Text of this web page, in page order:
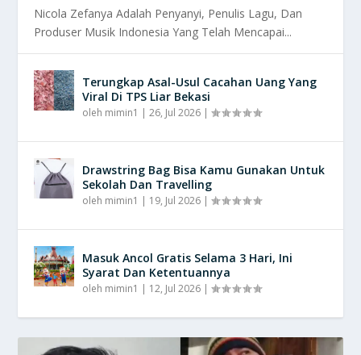
Nicola Zefanya Adalah Penyanyi, Penulis Lagu, Dan
Produser Musik Indonesia Yang Telah Mencapai...
Terungkap Asal-Usul Cacahan Uang Yang
Viral Di TPS Liar Bekasi
oleh mimin1 |26, Jul 2026 |
Drawstring Bag Bisa Kamu Gunakan Untuk
Sekolah Dan Travelling
oleh mimin1 | 19, Jul 2026 |
Masuk Ancol Gratis Selama 3 Hari, Ini
Syarat Dan Ketentuannya
oleh mimin1 | 12, Jul 2026 |